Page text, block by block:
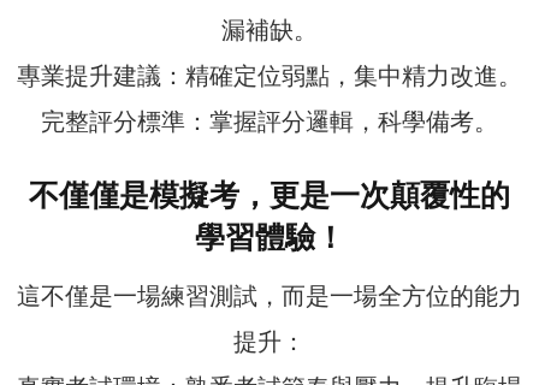
漏補缺。
專業提升建議：精確定位弱點，集中精力改進。
完整評分標準：掌握評分邏輯，科學備考。
不僅僅是模擬考，更是一次顛覆性的
學習體驗！
這不僅是一場練習測試，而是一場全方位的能力
提升：